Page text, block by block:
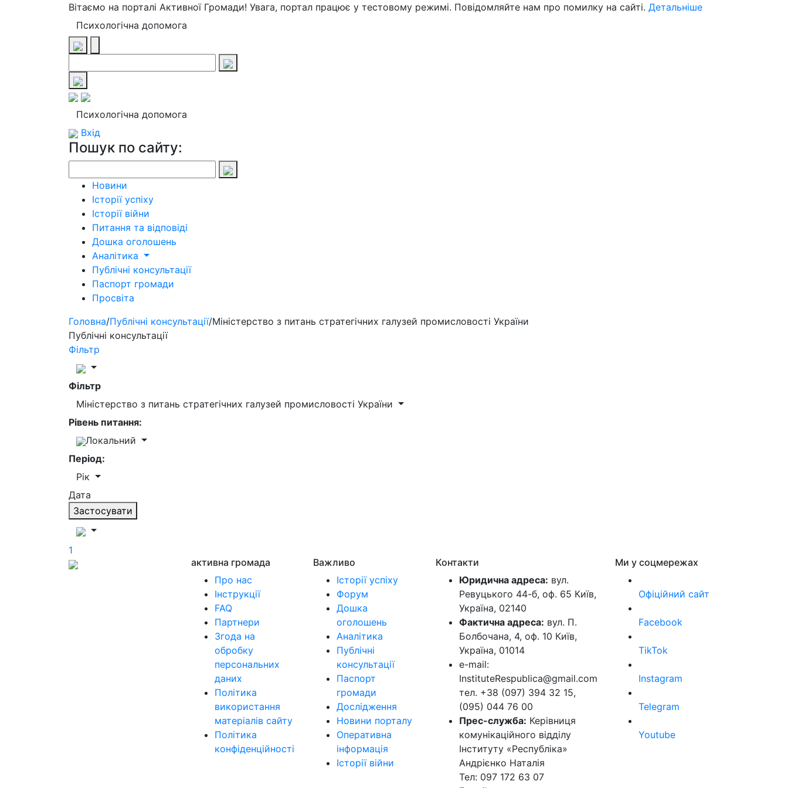
Вітаємо на порталі Активної Громади! Увага, портал працює у тестовому режимі. Повідомляйте нам про помилку на сайті. Детальніше
Психологічна допомога
Психологічна допомога
Вхід
Пошук по сайту:
Новини
Історії успіху
Історії війни
Питання та відповіді
Дошка оголошень
Аналітика
Публічні консультації
Паспорт громади
Просвіта
Головна/Публічні консультації/Міністерство з питань стратегічних галузей промисловості України
Публічні консультації
Фільтр
Фільтр
Міністерство з питань стратегічних галузей промисловості України
Рівень питання:
Локальний
Період:
Рік
Дата
Застосувати
1
активна громада
Про нас
Інструкції
FAQ
Партнери
Згода на
обробку
персональних
даних
Політика
використання
матеріалів сайту
Політика
конфіденційності
Важливо
Історії успіху
Форум
Дошка
оголошень
Аналітика
Публічні
консультації
Паспорт
громади
Дослідження
Новини порталу
Оперативна
інформація
Історії війни
Контакти
Юридична адреса: вул.
Ревуцького 44-б, оф. 65 Київ,
Україна, 02140
Фактична адреса: вул. П.
Болбочана, 4, оф. 10 Київ,
Україна, 01014
e-mail:
InstituteRespublica@gmail.com
тел. +38 (097) 394 32 15,
(095) 044 76 00
Прес-служба: Керівниця
комунікаційного відділу
Інституту «Республіка»
Андрієнко Наталія
Тел: 097 172 63 07
Ми у соцмережах
Офіційний сайт
Facebook
TikTok
Instagram
Telegram
Youtube